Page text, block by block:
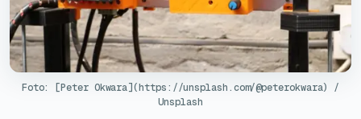
Foto: [Peter Okwara](https://unsplash.com/@peterokwara) /
Unsplash